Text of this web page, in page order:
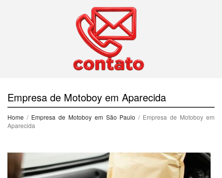
Empresa de Motoboy em Aparecida
Home / Empresa de Motoboy em São Paulo / Empresa de Motoboy em
Aparecida